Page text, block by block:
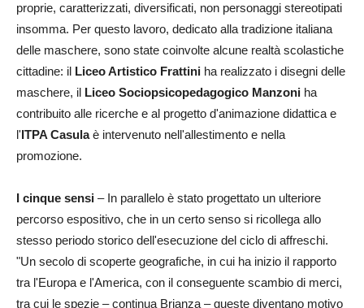
proprie, caratterizzati, diversificati, non personaggi stereotipati
insomma. Per questo lavoro, dedicato alla tradizione italiana
delle maschere, sono state coinvolte alcune realtà scolastiche
cittadine: il Liceo Artistico Frattini ha realizzato i disegni delle
maschere, il Liceo Sociopsicopedagogico Manzoni ha
contribuito alle ricerche e al progetto d'animazione didattica e
l'ITPA Casulaè intervenuto nell'allestimento e nella
promozione.
I cinque sensi – In parallelo è stato progettato un ulteriore
percorso espositivo, che in un certo senso si ricollega allo
stesso periodo storico dell'esecuzione del ciclo di affreschi.
"Un secolo di scoperte geografiche, in cui ha inizio il rapporto
tra l'Europa e l'America, con il conseguente scambio di merci,
tra cui le spezie – continua Brianza – queste diventano motivo